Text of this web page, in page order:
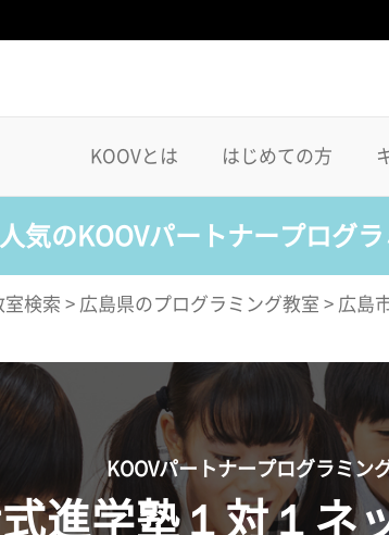
KOOVとは はじめての方
気のKOOVパートナープログ
室検索 > 広島県のプログラミング教室 > 広島
KOOVパートナープログラミン
進学塾１対１ネ